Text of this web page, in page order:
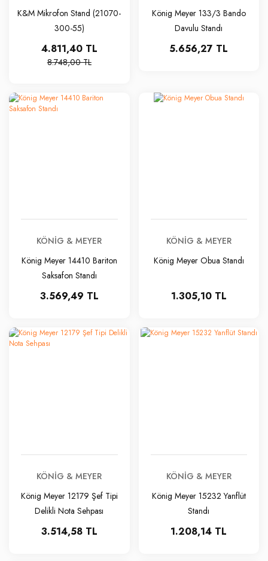
K&M Mikrofon Stand (21070-
300-55)
4.811,40 TL
8.748,00 TL
König Meyer 133/3 Bando
Davulu Standı
5.656,27 TL
KÖNIG & MEYER
König Meyer 14410 Bariton
Saksafon Standı
3.569,49 TL
KÖNIG & MEYER
König Meyer Obua Standı
1.305,10 TL
KÖNIG & MEYER
König Meyer 12179 Şef Tipi
Delikli Nota Sehpası
3.514,58 TL
KÖNIG & MEYER
König Meyer 15232 Yanflüt
Standı
1.208,14 TL